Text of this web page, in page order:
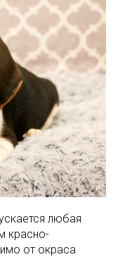
любая
красно-
от окраса